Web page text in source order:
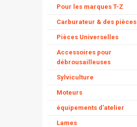
Pour les marques T-Z
Carburateur & des pièces
Pièces Universelles
Accessoires pour
débrousailleuses
Sylviculture
Moteurs
équipements d'atelier
Lames